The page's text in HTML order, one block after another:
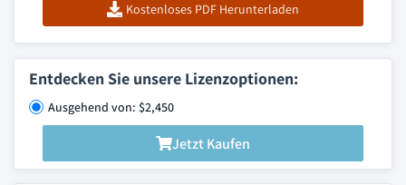
Kostenloses PDF Herunterladen
Entdecken Sie unsere Lizenzoptionen:
Ausgehend von: $2,450
Jetzt Kaufen